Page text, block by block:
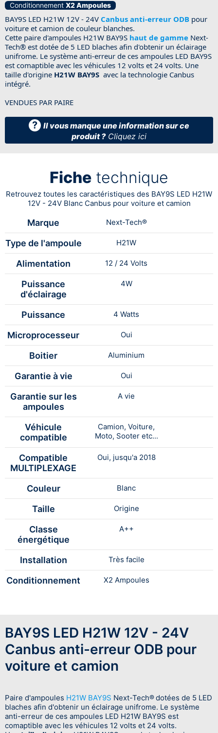
Conditionnement X2 Ampoules
BAY9S LED H21W 12V - 24V Canbus anti-erreur ODB pour
voiture et camion de couleur blanches.
Cette paire d'ampoules H21W BAY9S haut de gamme Next-
Tech® est dotée de 5 LED blaches afin d'obtenir un éclairage
unifrome. Le système anti-erreur de ces ampoules LED BAY9S
est comaptible avec les véhicules 12 volts et 24 volts. Une
taille d'origine H21W BAY9S avec la technologie Canbus
intégré.
VENDUES PAR PAIRE
? Il vous manque une information sur ce
produit ? Cliquez ici
Fiche technique
Retrouvez toutes les caractéristiques des BAY9S LED H21W
12V - 24V Blanc Canbus pour voiture et camion
Marque Next-Tech®
Type de l'ampoule H21W
Alimentation 12 / 24 Volts
Puissance
d'éclairage
4W
Puissance 4 Watts
Microprocesseur Oui
Boitier Aluminium
Garantie à vie Oui
Garantie sur les
ampoules
A vie
Véhicule
compatible
Camion, Voiture,
Moto, Sooter etc...
Compatible
MULTIPLEXAGE
Oui, jusqu'a 2018
Couleur Blanc
Taille Origine
Classe
énergétique
A++
Installation Très facile
Conditionnement X2 Ampoules
BAY9S LED H21W 12V - 24V
Canbus anti-erreur ODB pour
voiture et camion
Paire d'ampoules H21W BAY9S Next-Tech®dotées de 5 LED
blaches afin d'obtenir un éclairage unifrome. Le système
anti-erreur de ces ampoules LED H21W BAY9S est
comaptible avec les véhicules 12 volts et 24 volts.